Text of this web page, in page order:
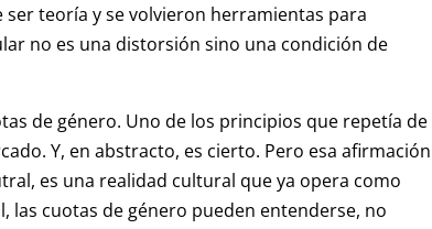
teoría y se volvieron herramientas para
no es una distorsión sino una condición de
de género. Uno de los principios que repetía de
Y, en abstracto, es cierto. Pero esa afirmación
es una realidad cultural que ya opera como
las cuotas de género pueden entenderse, no